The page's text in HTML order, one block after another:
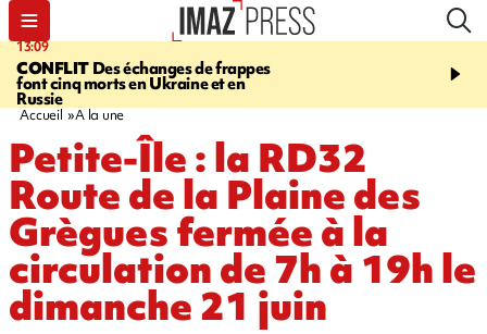
13:09
CONFLIT Des échanges de frappes
font cinq morts en Ukraine et en
Russie
17:14
Quatre
européennes pour les
Accueil A la une
Petite-Île : la RD32
Route de la Plaine des
Grègues fermée à la
circulation de 7h à 19h le
dimanche 21 juin